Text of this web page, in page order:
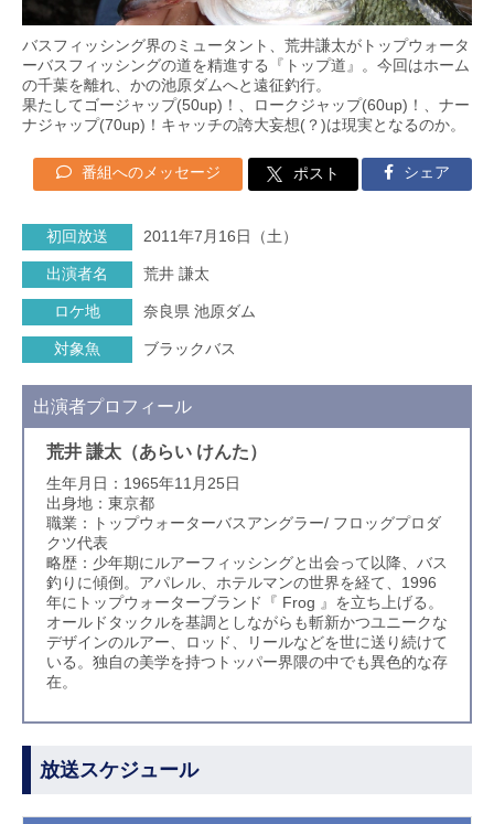
バスフィッシング界のミュータント、荒井謙太がトップウォータ
ーバスフィッシングの道を精進する『トップ道』。今回はホーム
の千葉を離れ、かの池原ダムへと遠征釣行。
果たしてゴージャップ(50up)！、ロークジャップ(60up)！、ナー
ナジャップ(70up)！キャッチの誇大妄想(？)は現実となるのか。
番組へのメッセージ ポスト シェア
初回放送 2011年7月16日（土）
出演者名 荒井 謙太
ロケ地 奈良県 池原ダム
対象魚 ブラックバス
出演者プロフィール
荒井 謙太（あらい けんた）
生年月日：1965年11月25日
出身地：東京都
職業：トップウォーターバスアングラー/ フロッグプロダ
クツ代表
略歴：少年期にルアーフィッシングと出会って以降、バス
釣りに傾倒。アパレル、ホテルマンの世界を経て、1996
年にトップウォーターブランド『 Frog 』を立ち上げる。
オールドタックルを基調としながらも斬新かつユニークな
デザインのルアー、ロッド、リールなどを世に送り続けて
いる。独自の美学を持つトッパー界隈の中でも異色的な存
在。
放送スケジュール